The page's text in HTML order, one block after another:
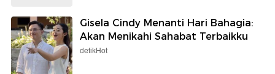
Gisela Cindy Menanti Hari Bahagia:
Akan Menikahi Sahabat Terbaikku
detikHot